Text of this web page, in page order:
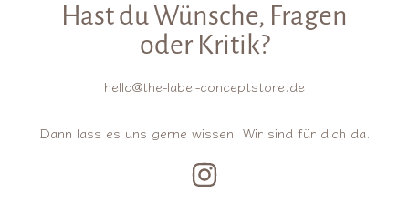
Hast du Wünsche, Fragen
oder Kritik?
hello@the-label-conceptstore.de
Dann lass es uns gerne wissen. Wir sind für dich da.